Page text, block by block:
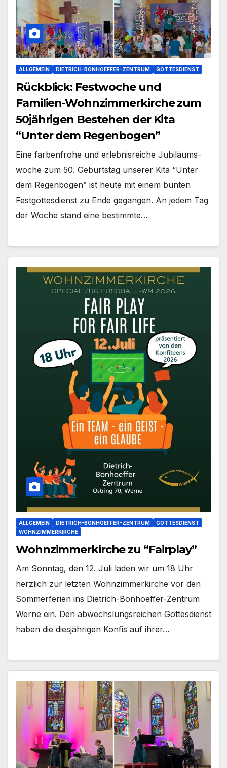
ALLGEMEIN DIETRICH-BONHOEFFER-ZENTRUM GOTTESDIENST
Rückblick: Festwoche und
Familien-Wohnzimmerkirche zum
50jährigen Bestehen der Kita
“Unter dem Regenbogen”
Eine far­ben­fro­he und erleb­nis­rei­che Jubi­lä­ums­
wo­che zum 50. Geburts­tag unse­rer Kita “Unter
dem Regen­bo­gen” ist heu­te mit einem bun­ten
Fest­got­tes­dienst zu Ende gegan­gen. An jedem Tag
der Woche stand eine bestimm­te…
ALLGEMEIN DIETRICH-BONHOEFFER-ZENTRUM
GOTTESDIENST
WOHNZIMMERKIRCHE
Wohnzimmerkirche zu “Fairplay”
Am Sonn­tag, den 12. Juli laden wir um 18 Uhr
herz­lich zur letz­ten Wohn­zim­mer­kir­che vor den
Som­mer­fe­ri­en ins Dietrich-Bonhoeffer-Zentrum
Wer­ne ein. Den abwechs­lungs­rei­chen Got­tes­dienst
haben die dies­jäh­ri­gen Kon­fis auf ihrer…